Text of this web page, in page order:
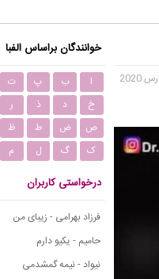
خوانندگان براساس الفبا
ا ب پ ت
خ
د ذ ر
ص
ض ط ظ
ک
گ ل م
درخواستی کاربران
فرزاد بهرامی - زیبای من
حامیم - یکیو دارم
نیواد - نیمه گمشدمی